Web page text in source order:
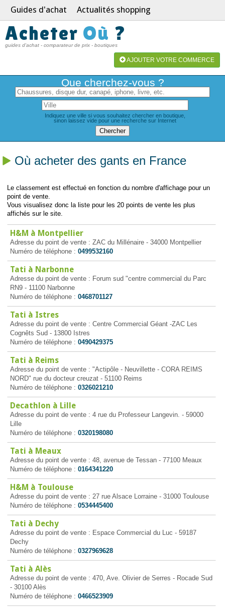
Guides d'achat Actualités shopping
Acheter Où ?
guides d'achat - comparateur de prix - boutiques
AJOUTER VOTRE COMMERCE
Que cherchez-vous ?
Indiquez une ville si vous souhaitez chercher en boutique,
sinon laissez vide pour une recherche sur Internet
Où acheter des gants en France
Le classement est effectué en fonction du nombre d'affichage pour un
point de vente.
Vous visualisez donc la liste pour les 20 points de vente les plus
affichés sur le site.
H&M à Montpellier
Adresse du point de vente : ZAC du Millénaire - 34000 Montpellier
Numéro de téléphone : 0499532160
Tati à Narbonne
Adresse du point de vente : Forum sud "centre commercial du Parc
RN9 - 11100 Narbonne
Numéro de téléphone : 0468701127
Tati à Istres
Adresse du point de vente : Centre Commercial Géant -ZAC Les
Cognêts Sud - 13800 Istres
Numéro de téléphone : 0490429375
Tati à Reims
Adresse du point de vente : "Actipôle - Neuvillette - CORA REIMS
NORD" rue du docteur creuzat - 51100 Reims
Numéro de téléphone : 0326021210
Decathlon à Lille
Adresse du point de vente : 4 rue du Professeur Langevin. - 59000
Lille
Numéro de téléphone : 0320198080
Tati à Meaux
Adresse du point de vente : 48, avenue de Tessan - 77100 Meaux
Numéro de téléphone : 0164341220
H&M à Toulouse
Adresse du point de vente : 27 rue Alsace Lorraine - 31000 Toulouse
Numéro de téléphone : 0534445400
Tati à Dechy
Adresse du point de vente : Espace Commercial du Luc - 59187
Dechy
Numéro de téléphone : 0327969628
Tati à Alès
Adresse du point de vente : 470, Ave. Olivier de Serres - Rocade Sud
- 30100 Alès
Numéro de téléphone : 0466523909